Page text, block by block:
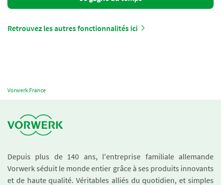
Retrouvez les autres fonctionnalités ici
Vorwerk France
Depuis plus de 140 ans, l'entreprise familiale allemande
Vorwerk séduit le monde entier grâce à ses produits innovants
et de haute qualité. Véritables alliés du quotidien, et simples